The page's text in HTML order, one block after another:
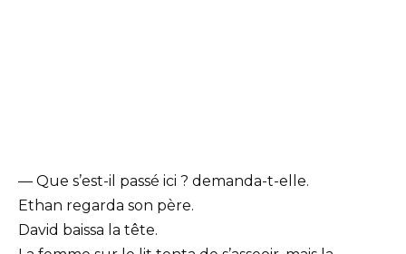
— Que s’est-il passé ici ? demanda-t-elle.
Ethan regarda son père.
David baissa la tête.